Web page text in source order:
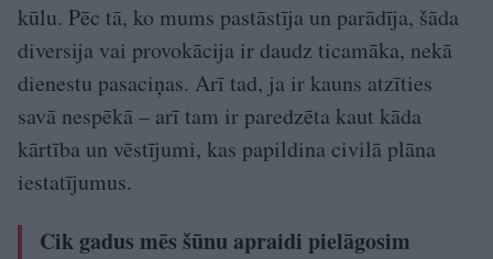
kūlu. Pēc tā, ko mums pastāstīja un parādīja, šāda
diversija vai provokācija ir daudz ticamāka, nekā
dienestu pasaciņas. Arī tad, ja ir kauns atzīties
savā nespēkā – arī tam ir paredzēta kaut kāda
kārtība un vēstījumi, kas papildina civilā plāna
iestatījumus.
Cik gadus mēs šūnu apraidi pielāgosim